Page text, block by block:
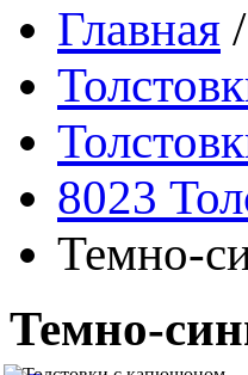
Главная /
8023
Темно-
Темно-